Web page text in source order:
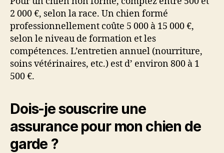
2 000 €, selon la race. Un chien formé
professionnellement coûte 5 000 à 15 000 €,
selon le niveau de formation et les
compétences. L’entretien annuel (nourriture,
soins vétérinaires, etc.) est d’ environ 800 à 1
500 €.
Dois-je souscrire une
assurance pour mon chien de
garde ?